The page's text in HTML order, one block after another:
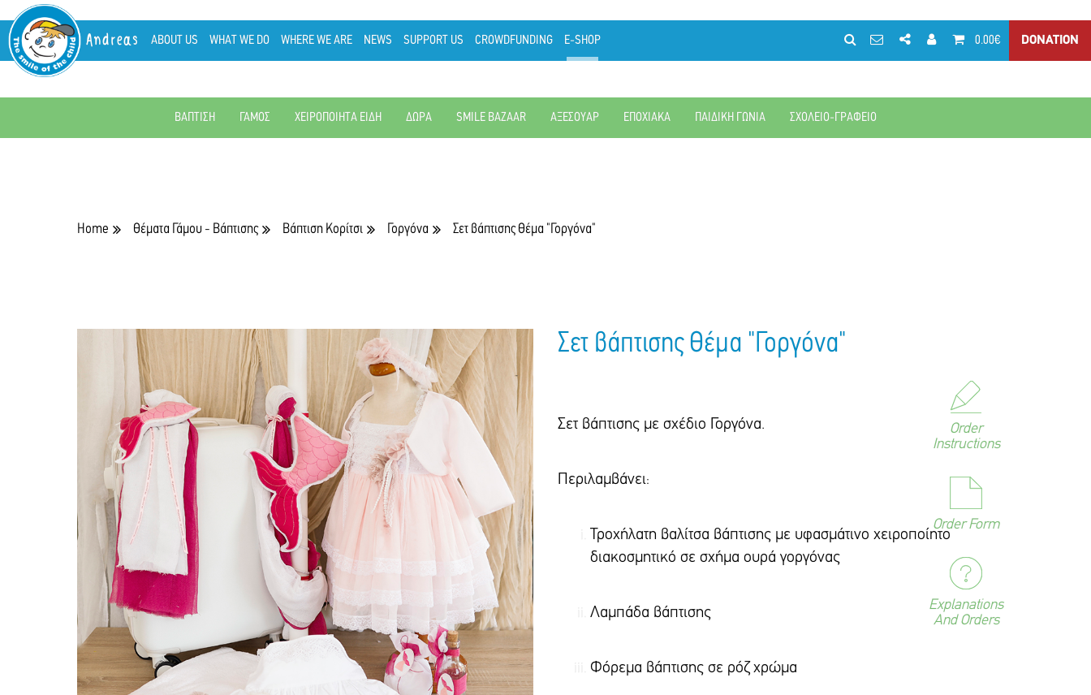
Andreas ABOUT US WHAT WE DO WHERE WE ARE NEWS SUPPORT US CROWDFUNDING E-SHOP 0.00€ DONATION
ΒΑΠΤΙΣΗ ΓΑΜΟΣ ΧΕΙΡΟΠΟΙΗΤΑ ΕΙΔΗ ΔΩΡΑ SMILE BAZAAR ΑΞΕΣΟΥΑΡ ΕΠΟΧΙΑΚΑ ΠΑΙΔΙΚΗ ΓΩΝΙΑ ΣΧΟΛΕΙΟ-ΓΡΑΦΕΙΟ
Home Θέματα Γάμου - Βάπτισης Βάπτιση Κορίτσι Γοργόνα Σετ βάπτισης Θέμα "Γοργόνα"
Σετ βάπτισης Θέμα "Γοργόνα"
Σετ βάπτισης με σχέδιο Γοργόνα.
Περιλαμβάνει:
Τροχήλατη βαλίτσα βάπτισης με υφασμάτινο χειροποίητο
διακοσμητικό σε σχήμα ουρά γοργόνας
Λαμπάδα βάπτισης
Φόρεμα βάπτισης σε ρόζ χρώμα
Order
Instructions
Order Form
Explanations
And Orders